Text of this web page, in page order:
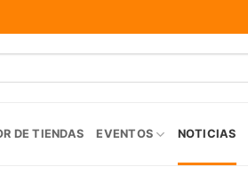
DE TIENDAS EVENTOS NOTICIAS